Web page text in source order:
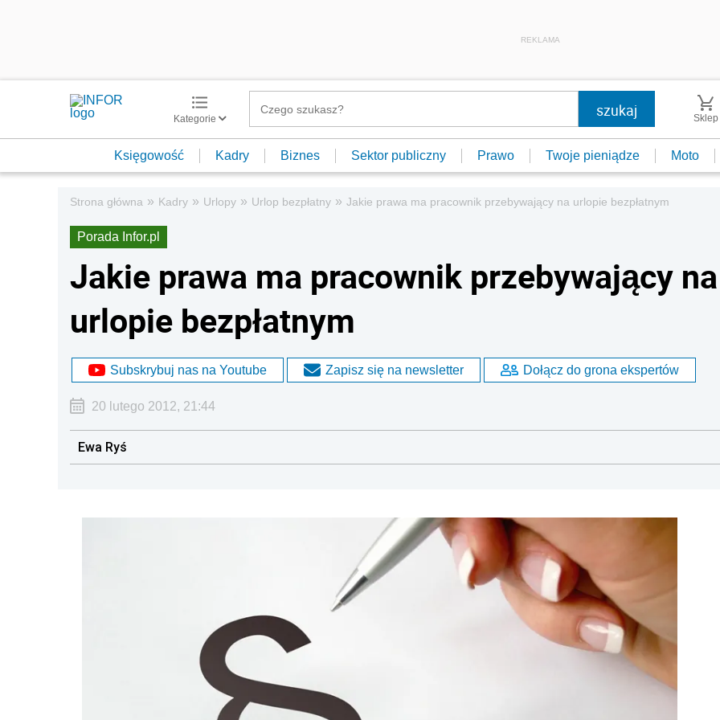
REKLAMA
Kategorie Sklep
Księgowość Kadry Biznes Sektor publiczny Prawo Twoje pieniądze Moto
Strona główna » Kadry » Urlopy » Urlop bezpłatny » Jakie prawa ma pracownik przebywający na urlopie bezpłatnym
Porada Infor.pl
Jakie prawa ma pracownik przebywający na
urlopie bezpłatnym
Subskrybuj nas na Youtube Zapisz się na newsletter Dołącz do grona ekspertów
20 lutego 2012, 21:44
Ewa Ryś